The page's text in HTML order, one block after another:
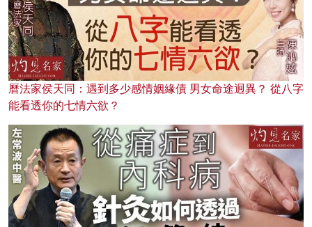
曆法家侯天同：遇到多少感情姻緣債 男女命途迥異？ 從八字
能看透你的七情六欲？